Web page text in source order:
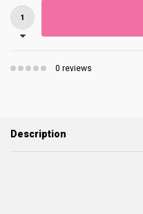
0 reviews
Description